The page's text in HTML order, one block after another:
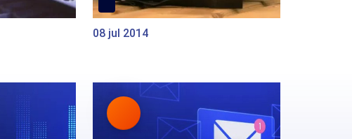
08 jul 2014